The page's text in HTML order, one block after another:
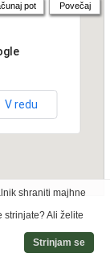
V redu
pot Povečaj
shraniti majhne
strinjate? Ali želite
Strinjam se